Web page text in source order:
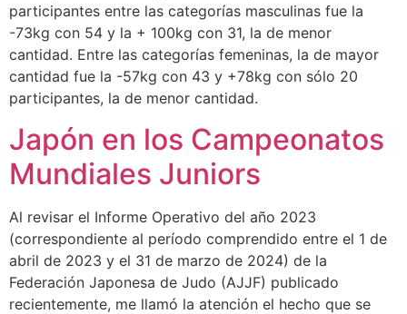
participantes entre las categorías masculinas fue la
-73kg con 54 y la + 100kg con 31, la de menor
cantidad. Entre las categorías femeninas, la de mayor
cantidad fue la -57kg con 43 y +78kg con sólo 20
participantes, la de menor cantidad.
Japón en los Campeonatos
Mundiales Juniors
Al revisar el Informe Operativo del año 2023
(correspondiente al período comprendido entre el 1 de
abril de 2023 y el 31 de marzo de 2024) de la
Federación Japonesa de Judo (AJJF) publicado
recientemente, me llamó la atención el hecho que se